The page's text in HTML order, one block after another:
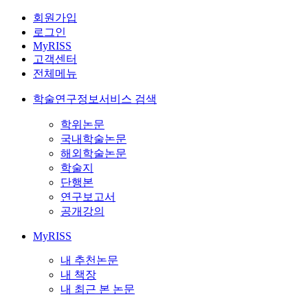
회원가입
로그인
MyRISS
고객센터
전체메뉴
학술연구정보서비스 검색
학위논문
국내학술논문
해외학술논문
학술지
단행본
연구보고서
공개강의
MyRISS
내 추천논문
내 책장
내 최근 본 논문